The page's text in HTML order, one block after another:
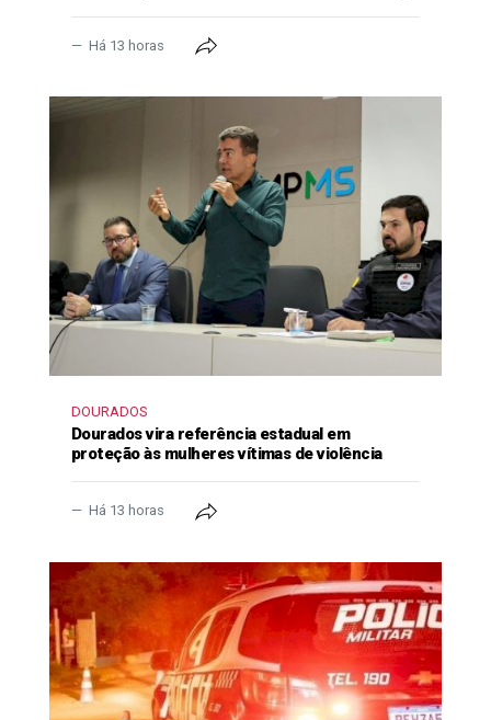
Há 13 horas
DOURADOS
Dourados vira referência estadual em
proteção às mulheres vítimas de violência
Há 13 horas